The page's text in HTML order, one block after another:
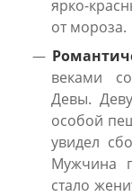
ярко-
от мороза.
веками
Девы.
особой
увидел
Мужчина
стало